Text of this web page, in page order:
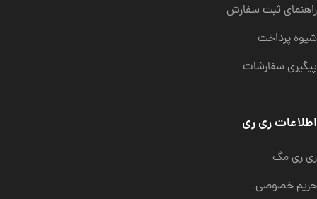
راهنمای ثبت سفارش
شیوه پرداخت
پیگیری سفارشات
اطلاعات ری ری
ری ری مگ
حریم خصوصی